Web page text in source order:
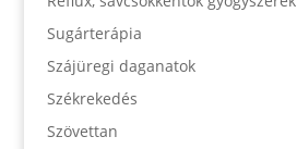
Sugárterápia
Szájüregi daganatok
Székrekedés
Szövettan